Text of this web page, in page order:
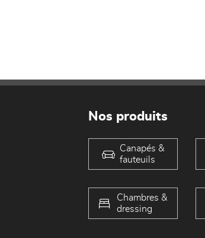
Nos produits
Canapés &
fauteuils
Chambres &
dressing